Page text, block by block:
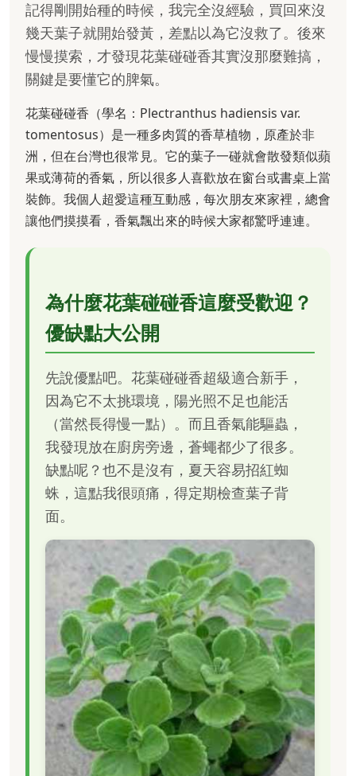
記得剛開始種的時候，我完全沒經驗，買回來沒
幾天葉子就開始發黃，差點以為它沒救了。後來
慢慢摸索，才發現花葉碰碰香其實沒那麼難搞，
關鍵是要懂它的脾氣。
花葉碰碰香（學名：Plectranthus hadiensis var.
tomentosus）是一種多肉質的香草植物，原產於非
洲，但在台灣也很常見。它的葉子一碰就會散發類似蘋
果或薄荷的香氣，所以很多人喜歡放在窗台或書桌上當
裝飾。我個人超愛這種互動感，每次朋友來家裡，總會
讓他們摸摸看，香氣飄出來的時候大家都驚呼連連。
為什麼花葉碰碰香這麼受歡迎？
優缺點大公開
先說優點吧。花葉碰碰香超級適合新手，
因為它不太挑環境，陽光照不足也能活
（當然長得慢一點）。而且香氣能驅蟲，
我發現放在廚房旁邊，蒼蠅都少了很多。
缺點呢？也不是沒有，夏天容易招紅蜘
蛛，這點我很頭痛，得定期檢查葉子背
面。